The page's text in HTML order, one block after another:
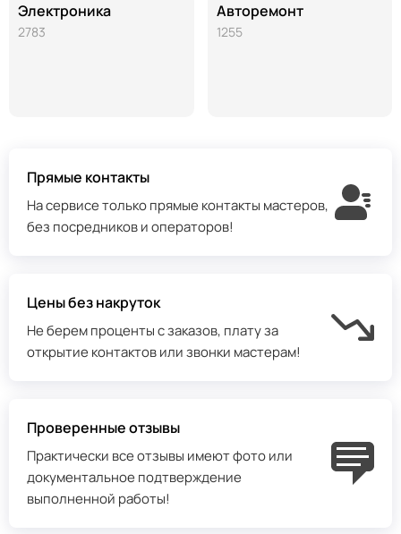
Электроника
2783
Авторемонт
1255
Прямые контакты
На сервисе только прямые контакты мастеров,
без посредников и операторов!
Цены без накруток
Не берем проценты с заказов, плату за
открытие контактов или звонки мастерам!
Проверенные отзывы
Практически все отзывы имеют фото или
документальное подтверждение
выполненной работы!